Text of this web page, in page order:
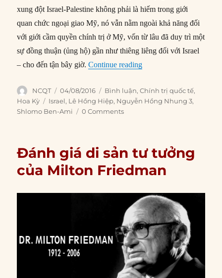
xung đột Israel-Palestine không phải là hiếm trong giới
quan chức ngoại giao Mỹ, nó vẫn nằm ngoài khả năng đối
với giới cầm quyền chính trị ở Mỹ, vốn từ lâu đã duy trì một
sự đồng thuận (ủng hộ) gần như thiêng liêng đối với Israel
– cho đến tận bây giờ.Continue reading“Israel đang đánh mất
Author
NCQT
Posted
on
04/08/2016 Categories
Bình luận,Chính trị quốc tế,
Hoa Kỳ
Tags
Israel, Lê Hồng Hiệp, Nguyễn Hồng Nhung 3,
Shlomo Ben-Ami
0 Comments
Đánh giá di sản tư tưởng
của Milton Friedman